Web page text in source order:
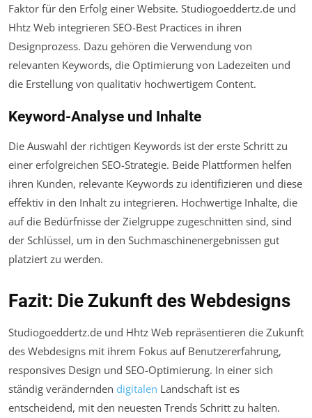
Faktor für den Erfolg einer Website. Studiogoeddertz.de und
Hhtz Web integrieren SEO-Best Practices in ihren
Designprozess. Dazu gehören die Verwendung von
relevanten Keywords, die Optimierung von Ladezeiten und
die Erstellung von qualitativ hochwertigem Content.
Keyword-Analyse und Inhalte
Die Auswahl der richtigen Keywords ist der erste Schritt zu
einer erfolgreichen SEO-Strategie. Beide Plattformen helfen
ihren Kunden, relevante Keywords zu identifizieren und diese
effektiv in den Inhalt zu integrieren. Hochwertige Inhalte, die
auf die Bedürfnisse der Zielgruppe zugeschnitten sind, sind
der Schlüssel, um in den Suchmaschinenergebnissen gut
platziert zu werden.
Fazit: Die Zukunft des Webdesigns
Studiogoeddertz.de und Hhtz Web repräsentieren die Zukunft
des Webdesigns mit ihrem Fokus auf Benutzererfahrung,
responsives Design und SEO-Optimierung. In einer sich
ständig verändernden digitalen Landschaft ist es
entscheidend, mit den neuesten Trends Schritt zu halten.